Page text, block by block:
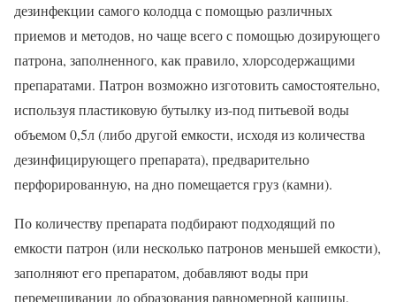
дезинфекции самого колодца с помощью различных
приемов и методов, но чаще всего с помощью дозирующего
патрона, заполненного, как правило, хлорсодержащими
препаратами. Патрон возможно изготовить самостоятельно,
используя пластиковую бутылку из-под питьевой воды
объемом 0,5л (либо другой емкости, исходя из количества
дезинфицирующего препарата), предварительно
перфорированную, на дно помещается груз (камни).
По количеству препарата подбирают подходящий по
емкости патрон (или несколько патронов меньшей емкости),
заполняют его препаратом, добавляют воды при
перемешивании до образования равномерной кашицы,